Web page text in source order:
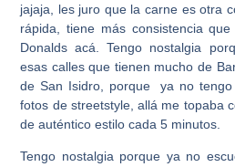
jajaja, les juro que la carne es otra
rápida, tiene más consistencia
Donalds acá. Tengo nostalgia
esas calles que tienen mucho de
de San Isidro, porque ya no
fotos de streetstyle, allá me topaba
de auténtico estilo cada 5 minutos.
Tengo nostalgia porque ya no